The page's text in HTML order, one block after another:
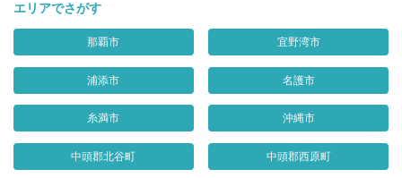
エリアでさがす
那覇市 宜野湾市
浦添市 名護市
糸満市 沖縄市
中頭郡北谷町 中頭郡西原町